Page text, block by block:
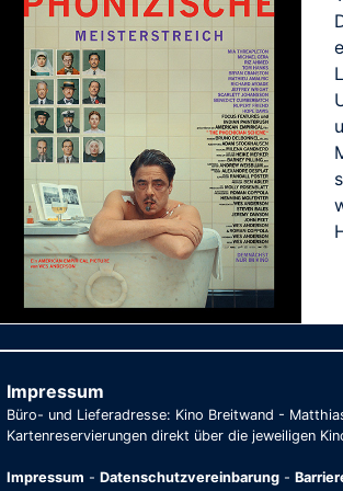
Impressum
Büro- und Lieferadresse: Kino Breitwand -
Kartenreservierungen direkt über die jeweiligen
Impressum - Datenschutzvereinbarung -